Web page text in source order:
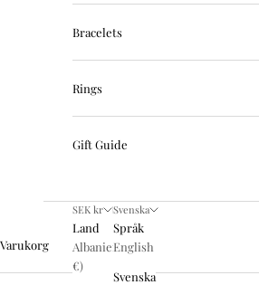
Bracelets
Rings
Gift Guide
SEK kr
Land
Albanien (EUR
€)
Svenska
Språk
English
Svenska
Varukorg